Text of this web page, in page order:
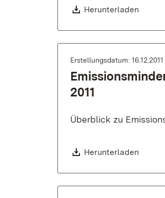
Download:
Herunterladen
Erstellungsdatum: 16.12.2011
2011
Überblick zu
Download:
Herunterladen